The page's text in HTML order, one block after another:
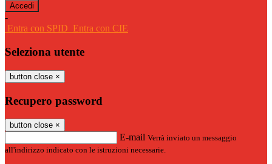
-
Entra con SPID Entra con CIE
Seleziona utente
button close ×
Recupero password
button close ×
E-mail Verrà inviato un messaggio
all'indirizzo indicato con le istruzioni necessarie.